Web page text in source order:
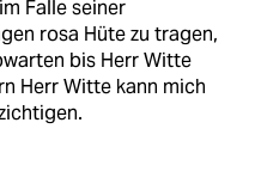
Falle seiner
rosa Hüte zu tragen,
bis Herr Witte
Herr Witte kann mich